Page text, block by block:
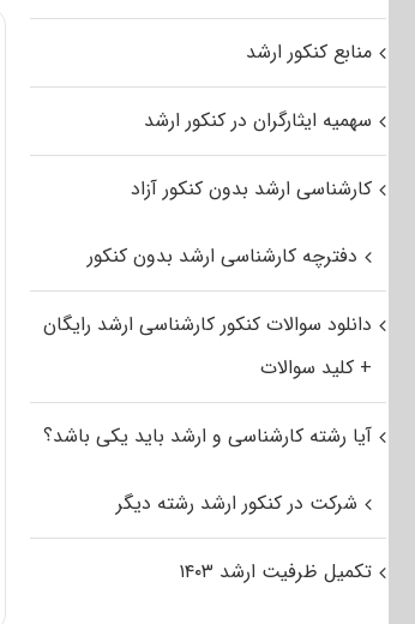
منابع کنکور ارشد
سهمیه ایثارگران در کنکور ارشد
کارشناسی ارشد بدون کنکور آزاد
دفترچه کارشناسی ارشد بدون کنکور
دانلود سوالات کنکور کارشناسی ارشد رایگان
+ کلید سوالات
آیا رشته کارشناسی و ارشد باید یکی باشد؟
شرکت در کنکور ارشد رشته دیگر
تکمیل ظرفیت ارشد ۱۴۰۳